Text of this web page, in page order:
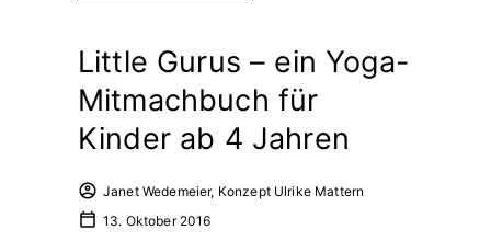
Little Gurus – ein Yoga-
Mitmachbuch für
Kinder ab 4 Jahren
Janet Wedemeier, Konzept Ulrike Mattern
13. Oktober 2016